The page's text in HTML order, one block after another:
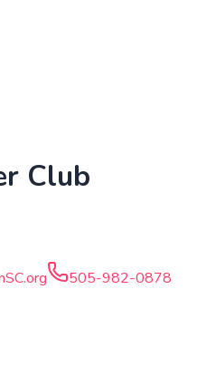
Club
505-982-0878